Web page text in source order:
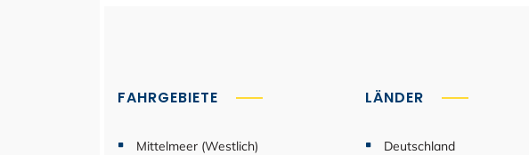
FAHRGEBIETE
Mittelmeer (Westlich)
LÄNDER
Deutschland